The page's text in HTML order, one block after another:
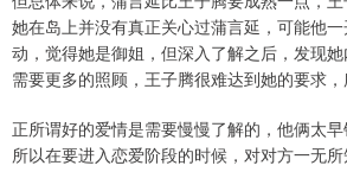
她在岛上并没有真正关心过蒲言延，可能他
动，觉得她是御姐，但深入了解之后，发现她
需要更多的照顾，王子腾很难达到她的要求，
正所谓好的爱情是需要慢慢了解的，他俩太早
所以在要进入恋爱阶段的时候，对对方一无所